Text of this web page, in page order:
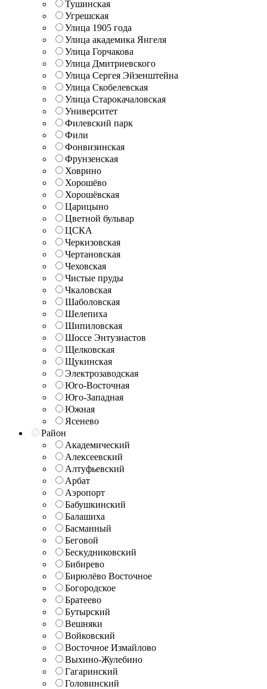
Тушинская
Угрешская
Улица 1905 года
Улица академика Янгеля
Улица Горчакова
Улица Дмитриевского
Улица Сергея Эйзенштейна
Улица Скобелевская
Улица Старокачаловская
Университет
Филевский парк
Фили
Фонвизинская
Фрунзенская
Ховрино
Хорошёво
Хорошёвская
Царицыно
Цветной бульвар
ЦСКА
Черкизовская
Чертановская
Чеховская
Чистые пруды
Чкаловская
Шаболовская
Шелепиха
Шипиловская
Шоссе Энтузиастов
Щелковская
Щукинская
Электрозаводская
Юго-Восточная
Юго-Западная
Южная
Ясенево
Район
Академический
Алексеевский
Алтуфьевский
Арбат
Аэропорт
Бабушкинский
Балашиха
Басманный
Беговой
Бескудниковский
Бибирево
Бирюлёво Восточное
Богородское
Братеево
Бутырский
Вешняки
Войковский
Восточное Измайлово
Выхино-Жулебино
Гагаринский
Головинский